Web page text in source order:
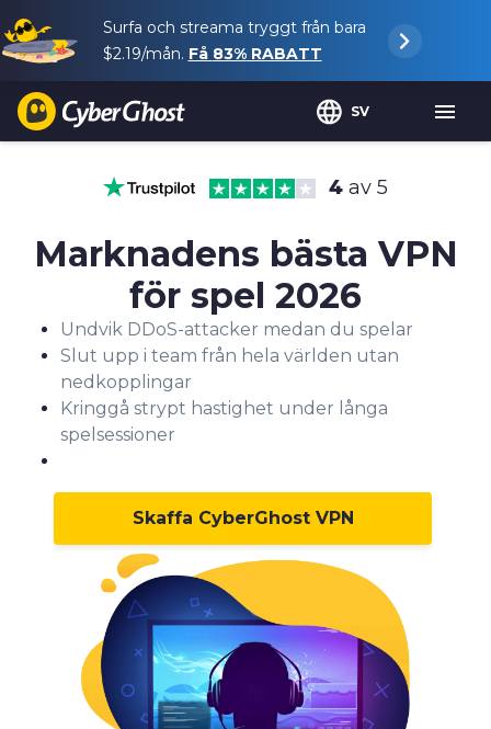
Surfa och streama tryggt från bara
$2.19/mån. Få 83%RABATT
SV
4 av 5
Marknadens bästa VPN
för spel 2026
Undvik DDoS-attacker medan du spelar
Slut upp i team från hela världen utan
nedkopplingar
Kringgå strypt hastighet under långa
spelsessioner
Skaffa CyberGhost VPN